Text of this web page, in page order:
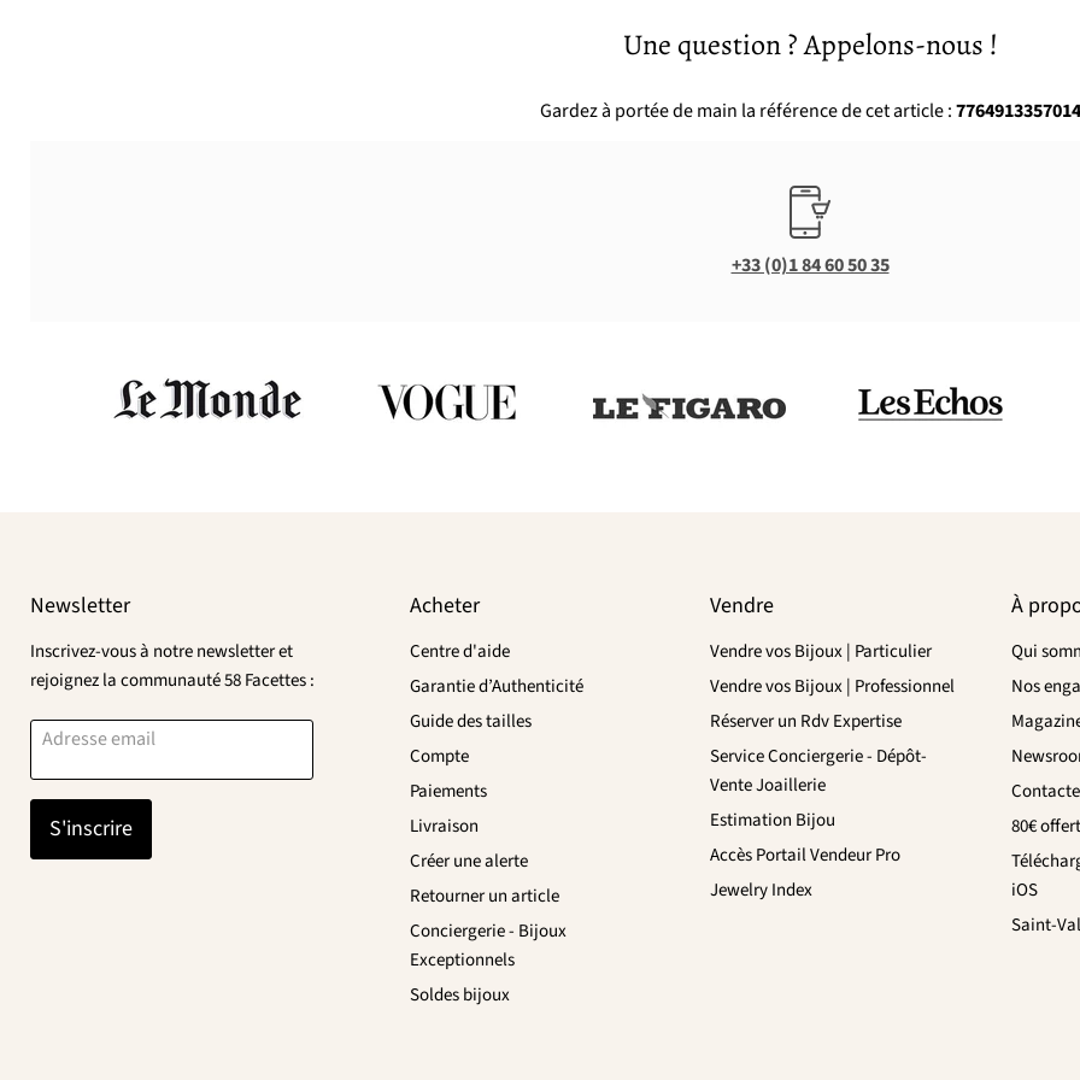
Une question ? Appelons-nous !
Gardez à portée de main la référence de cet article :7764913357014
+33 (0)1 84 60 50 35
Newsletter
Inscrivez-vous à notre newsletter et
rejoignez la communauté 58 Facettes :
Adresse email
S'inscrire
Acheter
Centre d'aide
Garantie d’Authenticité
Guide des tailles
Compte
Paiements
Livraison
Créer une alerte
Retourner un article
Conciergerie - Bijoux
Exceptionnels
Soldes bijoux
Vendre
Vendre vos Bijoux | Particulier
Vendre vos Bijoux | Professionnel
Réserver un Rdv Expertise
Service Conciergerie - Dépôt-
Vente Joaillerie
Estimation Bijou
Accès Portail Vendeur Pro
Jewelry Index
À
Qui
Nos
80€
iOS
Saint-